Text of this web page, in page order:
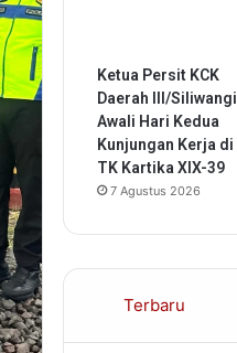
Ketua Persit KCK
Daerah III/Siliwangi
Awali Hari Kedua
Kunjungan Kerja di
TK Kartika XIX-39
7 Agustus 2026
Terbaru